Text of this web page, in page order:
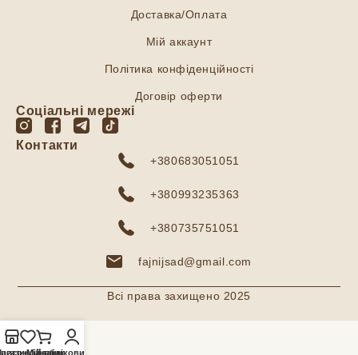
Доставка/Оплата
Мій аккаунт
Політика конфіденційності
Договір оферти
Соціальні мережі
Контакти
+380683051051
+380993235363
+380735751051
fajnijsad@gmail.com
Всі права захищено 2025
бажань
Кошик
Мій обліковий запис